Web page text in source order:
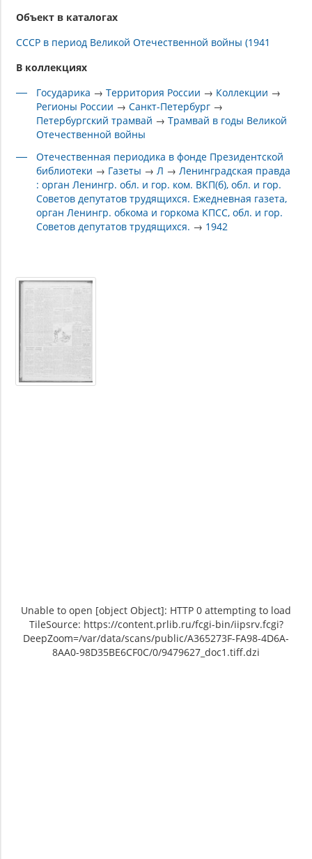
Объект в каталогах
СССР в период Великой Отечественной войны (1941
В коллекциях
Государика →Территория России → Коллекции →
Регионы России →Санкт-Петербург →
Петербургский трамвай →Трамвай в годы Великой
Отечественной войны
Отечественная периодика в фонде Президентской
библиотеки → Газеты →Л →Ленинградская правда
: орган Ленингр. обл. и гор. ком. ВКП(б), обл. и гор.
Советов депутатов трудящихся. Ежедневная газета,
орган Ленингр. обкома и горкома КПСС, обл. и гор.
Советов депутатов трудящихся. → 1942
Unable to open [object Object]: HTTP 0 attempting to load
TileSource: https://content.prlib.ru/fcgi-bin/iipsrv.fcgi?
DeepZoom=/var/data/scans/public/A365273F-FA98-4D6A-
8AA0-98D35BE6CF0C/0/9479627_doc1.tiff.dzi